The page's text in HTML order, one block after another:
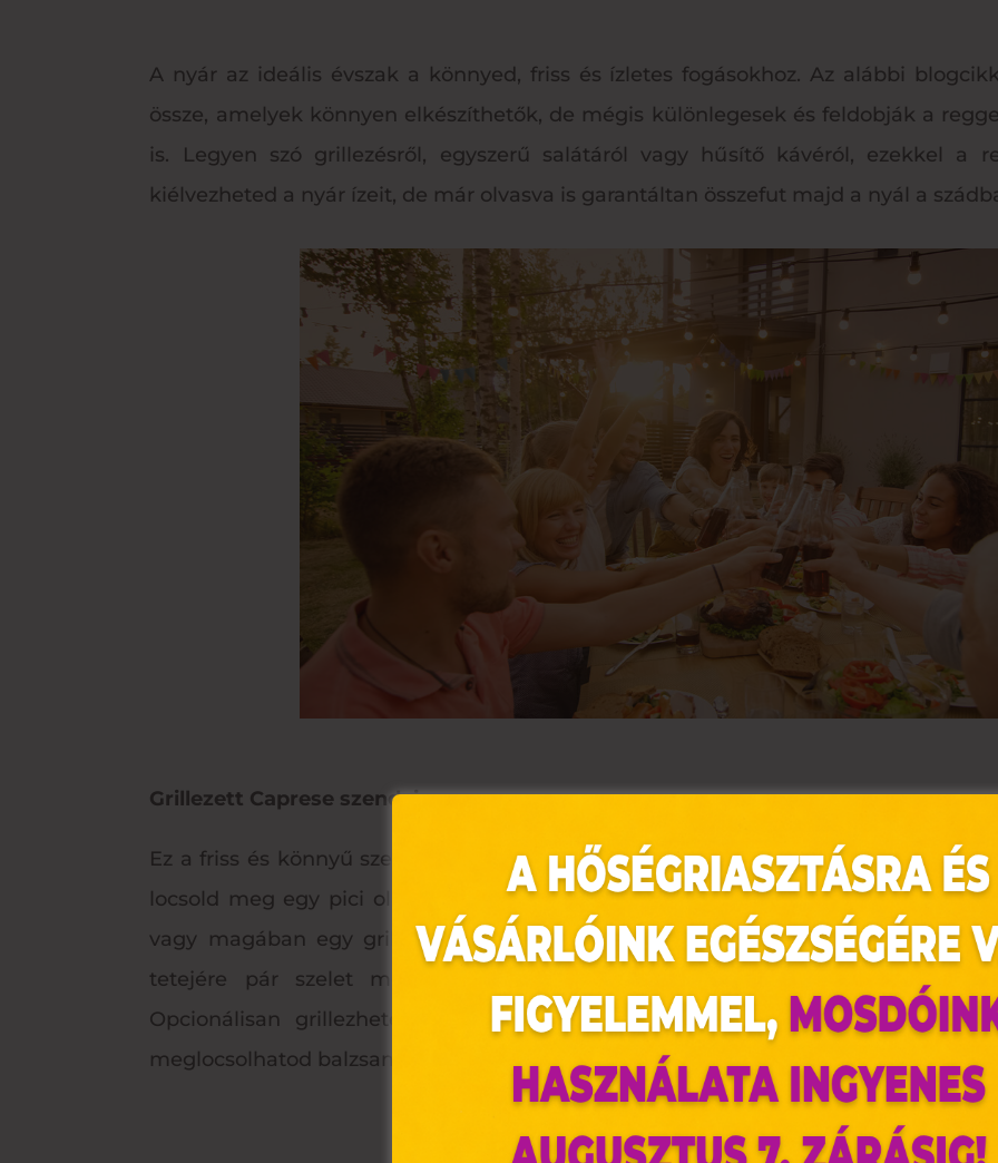
A nyár az ideális évszak a könnyed, friss és ízletes fogásokhoz. Az alábbi
össze, amelyek könnyen elkészíthetők, de mégis különlegesek és feldobják a
is. Legyen szó grillezésről, egyszerű salátáról vagy hűsítő kávéról, ezekkel a
kiélvezheted a nyár ízeit, de már olvasva is garantáltan összefut majd a nyál a
Grillezett Caprese szendvics
Ez a friss és könnyű szendvics tökéletes választás a nyári reggelikhez vagy
locsold meg egy pici olajjal (pl. olívaolajjal) és hintsd meg sóval és frissen őrölt
vagy magában egy grillsütőben grillezd meg mindkét oldalát, ameddig
tetejére pár szelet mozzarella sajtot, enyhén sózott paradicsomkarikákat
Opcionálisan grillezheted még egykét percig, amíg a sajt rá nem olvad a
meglocsolhatod balzsamecettel, hogy még karakteresebb legyen a szendvics íze.
Ez az oldal sütiket használ
Weboldalunkon „cookie"-kat (továbbiakban „süti") alkalmazunk. Ezek